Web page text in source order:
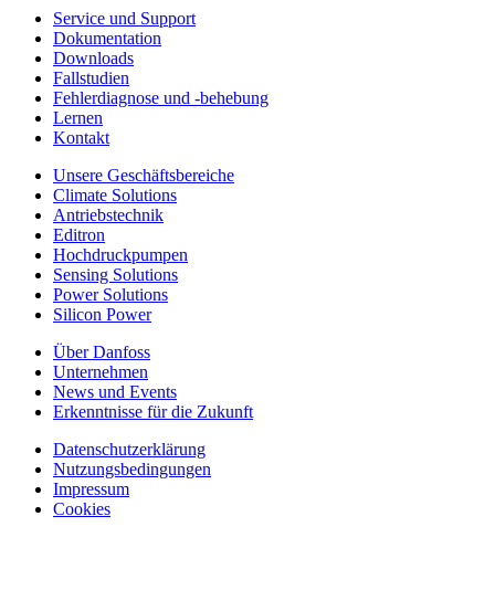
Service und Support
Dokumentation
Downloads
Fallstudien
Fehlerdiagnose und -behebung
Lernen
Kontakt
Unsere Geschäftsbereiche
Climate Solutions
Antriebstechnik
Editron
Hochdruckpumpen
Sensing Solutions
Power Solutions
Silicon Power
Über Danfoss
Unternehmen
News und Events
Erkenntnisse für die Zukunft
Datenschutzerklärung
Nutzungsbedingungen
Impressum
Cookies